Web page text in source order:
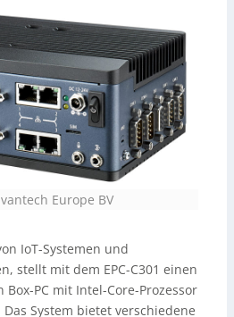
Europe BV
IoT-Systemen und
stellt mit dem EPC-C301 einen
PC mit Intel-Core-Prozessor
System bietet verschiedene